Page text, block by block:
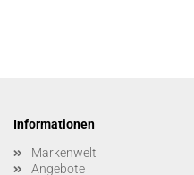
Informationen
Markenwelt
Angebote